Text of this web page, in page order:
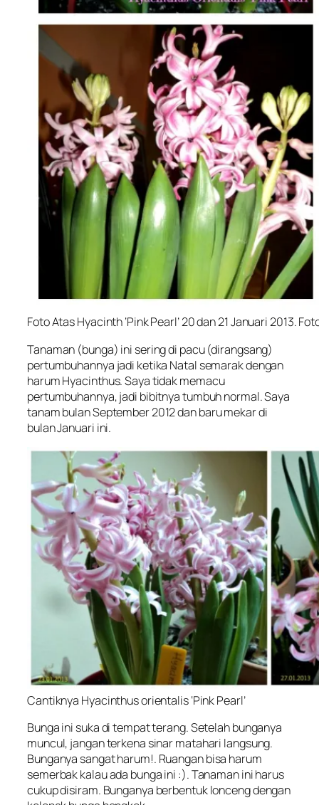
Foto Atas Hyacinth ‘Pink Pearl’ 20 dan 21 Januari 2013.
Tanaman (bunga) ini sering di pacu (dirangsang)
pertumbuhannya jadi ketika Natal semarak dengan
harum Hyacinthus. Saya tidak memacu
pertumbuhannya, jadi bibitnya tumbuh normal. Saya
tanam bulan September 2012 dan baru mekar di
bulan Januari ini.
Cantiknya Hyacinthus orientalis ‘Pink Pearl’
Bunga ini suka di tempat terang. Setelah bunganya
muncul, jangan terkena sinar matahari langsung.
Bunganya sangat harum!. Ruangan bisa harum
semerbak kalau ada bunga ini :). Tanaman ini harus
cukup disiram. Bunganya berbentuk lonceng dengan